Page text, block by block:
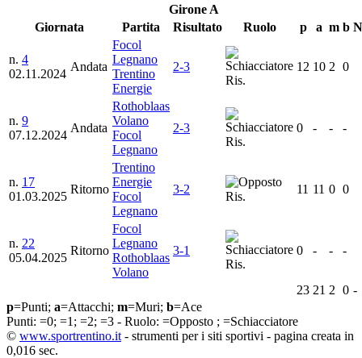
Girone A
Giornata
Partita Risultato Ruolo p a m b
n. 4
02.11.2024
Andata
Focol
Legnano
Trentino
Energie
2-3
Ris.
12 10 2 0
n. 9
07.12.2024
Andata
Rothoblaas
Volano
Focol
Legnano
2-3
Ris.
0 - - -
n. 17
01.03.2025
Ritorno
Trentino
Energie
Focol
Legnano
3-2
Ris.
11 11 0 0
n. 22
05.04.2025
Ritorno
Focol
Legnano
Rothoblaas
Volano
3-1
Ris.
0 - - -
23 21 2 0 -
p=Punti; a=Attacchi; m=Muri; b=Ace
Punti: =0; =1; =2; =3 - Ruolo: =Opposto ; =Schiacciatore
© www.sportrentino.it - strumenti per i siti sportivi - pagina creata in
0,016 sec.